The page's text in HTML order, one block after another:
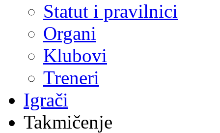
Statut i pravilnici
Organi
Klubovi
Treneri
Igrači
Takmičenje